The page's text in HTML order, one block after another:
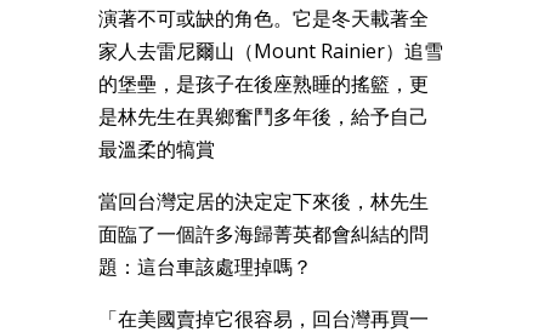
演著不可或缺的角色。它是冬天載著全
家人去雷尼爾山（Mount Rainier）追雪
的堡壘，是孩子在後座熟睡的搖籃，更
是林先生在異鄉奮鬥多年後，給予自己
最溫柔的犒賞
當回台灣定居的決定定下來後，林先生
面臨了一個許多海歸菁英都會糾結的問
題：這台車該處理掉嗎？
「在美國賣掉它很容易，回台灣再買一